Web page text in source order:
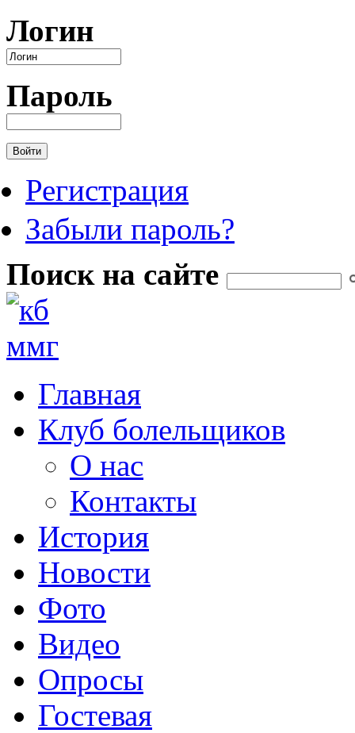
Перейти к основному содержанию
Логин
Пароль
Регистрация
Забыли пароль?
Форма поиска
Поиск на сайте
Главная
Клуб болельщиков
О нас
Контакты
История
Новости
Фото
Видео
Опросы
Гостевая